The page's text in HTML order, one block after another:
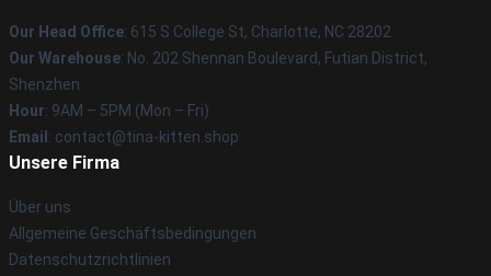
Our Head Office: 615 S College St, Charlotte, NC 28202
Our Warehouse: No. 202 Shennan Boulevard, Futian District,
Shenzhen
Hour: 9AM – 5PM (Mon – Fri)
Email : contact@tina-kitten.shop
Unsere Firma
Über uns
Allgemeine Geschäftsbedingungen
Datenschutzrichtlinien